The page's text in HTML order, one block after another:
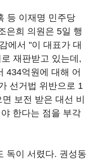
등 이재명 민주당
은희 의원은 5일 행
에서 "이 대표가 대
재판받고 있는데,
434억원에 대해 어
선거법 위반으로 1
보전 받은 대선 비
한다는 점을 부각
독이 서렸다. 권성동